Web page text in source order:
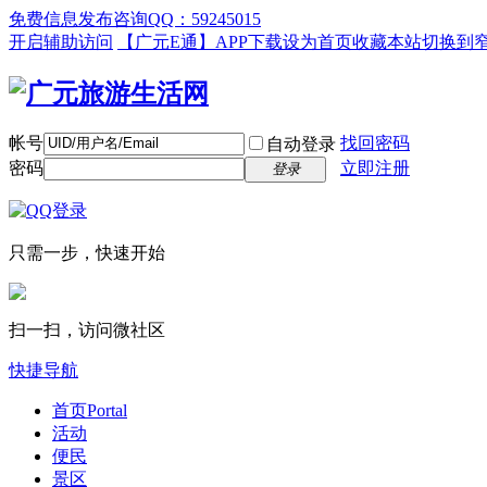
免费信息发布咨询QQ：59245015
开启辅助访问
【广元E通】APP下载设为首页收藏本站切换到
帐号 自动登录 找回密码
密码
登录 立即注册
只需一步，快速开始
扫一扫，访问微社区
快捷导航
首页Portal
活动
便民
景区